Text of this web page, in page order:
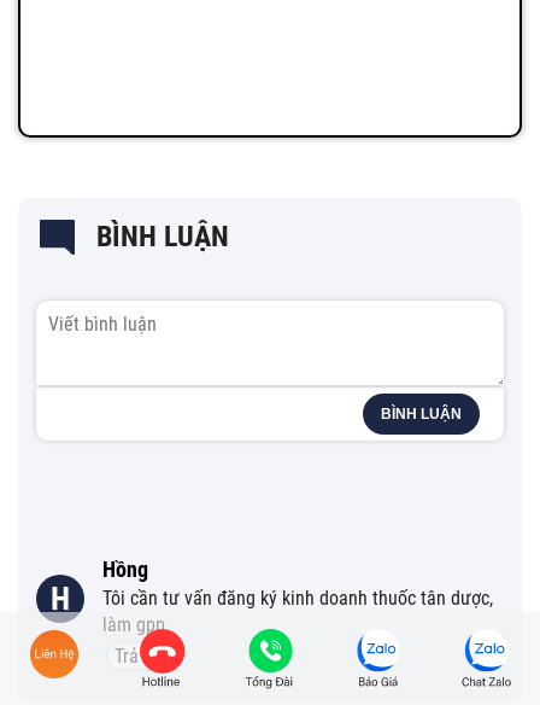
BÌNH LUẬN
BÌNH LUẬN
H
Hồng
Tôi cần tư vấn đăng ký kinh doanh thuốc tân dược,
làm gpp
Trả lời